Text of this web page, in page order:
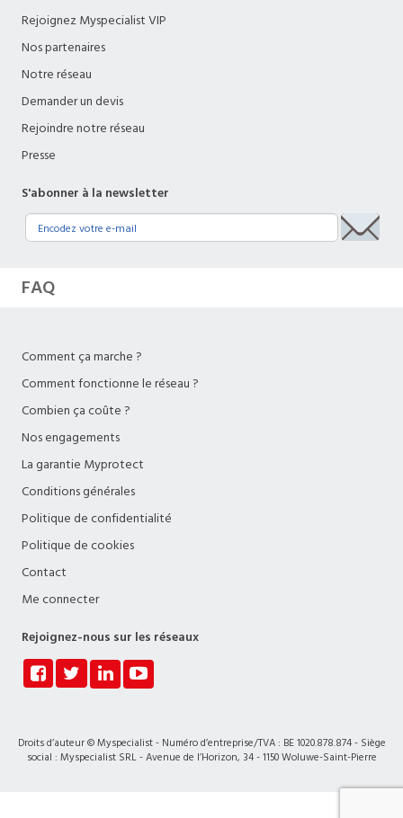
Rejoignez Myspecialist VIP
Nos partenaires
Notre réseau
Demander un devis
Rejoindre notre réseau
Presse
S'abonner à la newsletter
FAQ
Comment ça marche ?
Comment fonctionne le réseau ?
Combien ça coûte ?
Nos engagements
La garantie Myprotect
Conditions générales
Politique de confidentialité
Politique de cookies
Contact
Me connecter
Rejoignez-nous sur les réseaux
Droits d’auteur © Myspecialist - Numéro d’entreprise/TVA : BE 1020.878.874 - Siège
social : Myspecialist SRL - Avenue de l’Horizon, 34 - 1150 Woluwe-Saint-Pierre